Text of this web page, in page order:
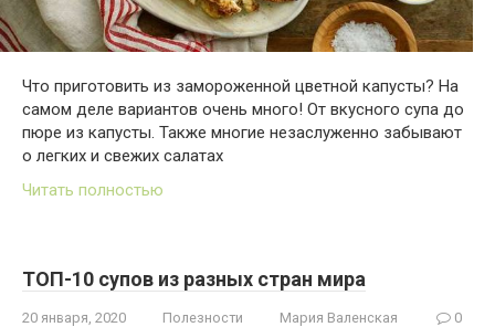
Что приготовить из замороженной цветной капусты? На
самом деле вариантов очень много! От вкусного супа до
пюре из капусты. Также многие незаслуженно забывают
о легких и свежих салатах
Читать полностью
ТОП-10 супов из разных стран мира
20 января, 2020 Полезности Мария Валенская 0